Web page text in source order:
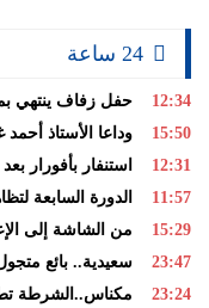
12:34
حفل زفاف ينتهي
15:50
وداعا الأستاذ
12:31
استنفار بأفورار بعد انفجار داخل محطة
11:57
الدورة السابعة
15:29
من الشاشة إلى
23:47
سعيدية.. بائع
23:24
مكناس..الشرطة